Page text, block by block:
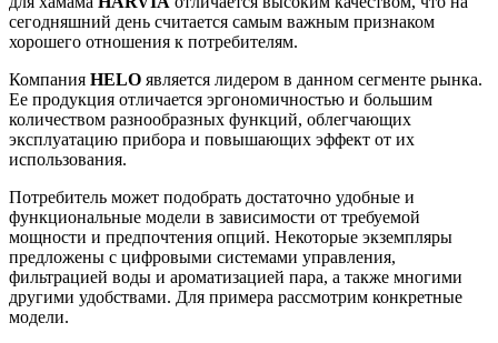
сегодняшний день считается самым важным признаком
хорошего отношения к потребителям.
Компания HELO является лидером в данном сегменте рынка.
Ее продукция отличается эргономичностью и большим
количеством разнообразных функций, облегчающих
эксплуатацию прибора и повышающих эффект от их
использования.
Потребитель может подобрать достаточно удобные и
функциональные модели в зависимости от требуемой
мощности и предпочтения опций. Некоторые экземпляры
предложены с цифровыми системами управления,
фильтрацией воды и ароматизацией пара, а также многими
другими удобствами. Для примера рассмотрим конкретные
модели.